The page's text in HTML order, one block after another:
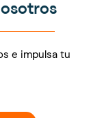
e impulsa tu